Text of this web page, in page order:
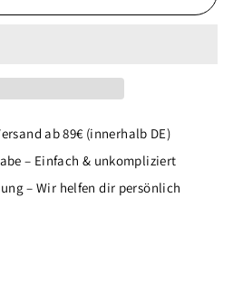
ab 89€ (innerhalb DE)
– Einfach & unkompliziert
– Wir helfen dir persönlich